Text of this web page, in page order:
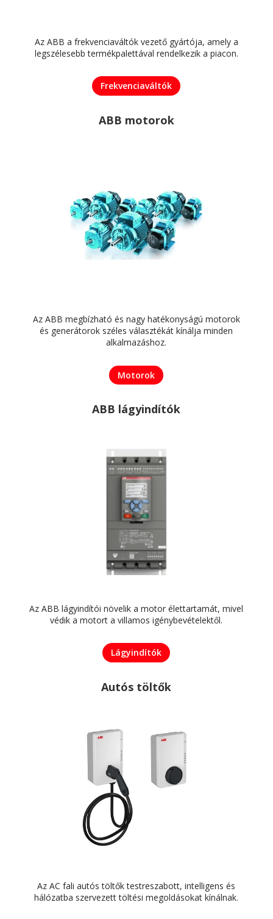
Az ABB a frekvenciaváltók vezető gyártója, amely a
legszélesebb termékpalettával rendelkezik a piacon.
Frekvenciaváltók
ABB motorok
Az ABB megbízható és nagy hatékonyságú motorok
és generátorok széles választékát kínálja minden
alkalmazáshoz.
Motorok
ABB lágyindítók
Az ABB lágyindítói növelik a motor élettartamát, mivel
védik a motort a villamos igénybevételektől.
Lágyindítók
Autós töltők
Az AC fali autós töltők testreszabott, intelligens és
hálózatba szervezett töltési megoldásokat kínálnak.